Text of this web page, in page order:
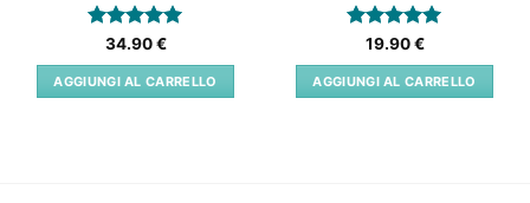
Valutato5
su 5
34.90€
AGGIUNGI AL CARRELLO
Valutato5
su 5
19.90€
AGGIUNGI AL CARRELLO